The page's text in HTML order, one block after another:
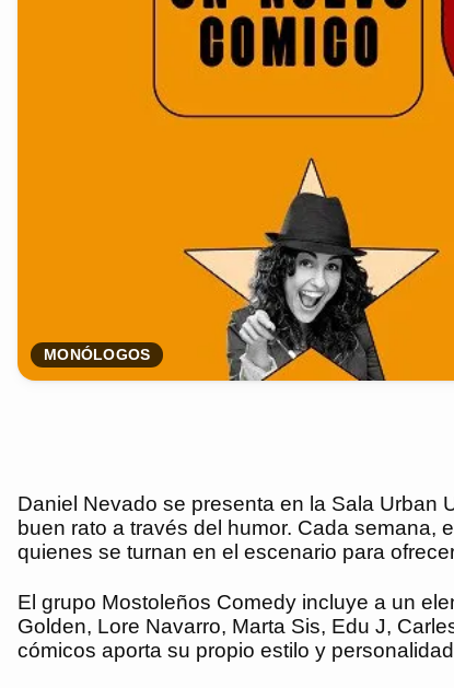
MONÓLOGOS
Daniel Nevado se presenta en la Sala Urban
buen rato a través del humor. Cada semana,
quienes se turnan en el escenario para
El grupo Mostoleños Comedy incluye a un
Golden, Lore Navarro, Marta Sis, Edu J,
cómicos aporta su propio estilo y